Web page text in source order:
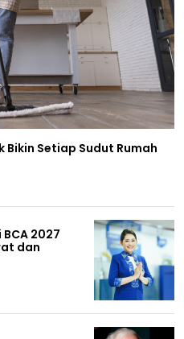
Bikin Setiap Sudut Rumah
2027
dan